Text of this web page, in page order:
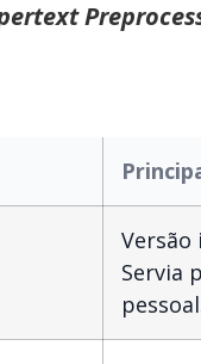
Versão
Servia